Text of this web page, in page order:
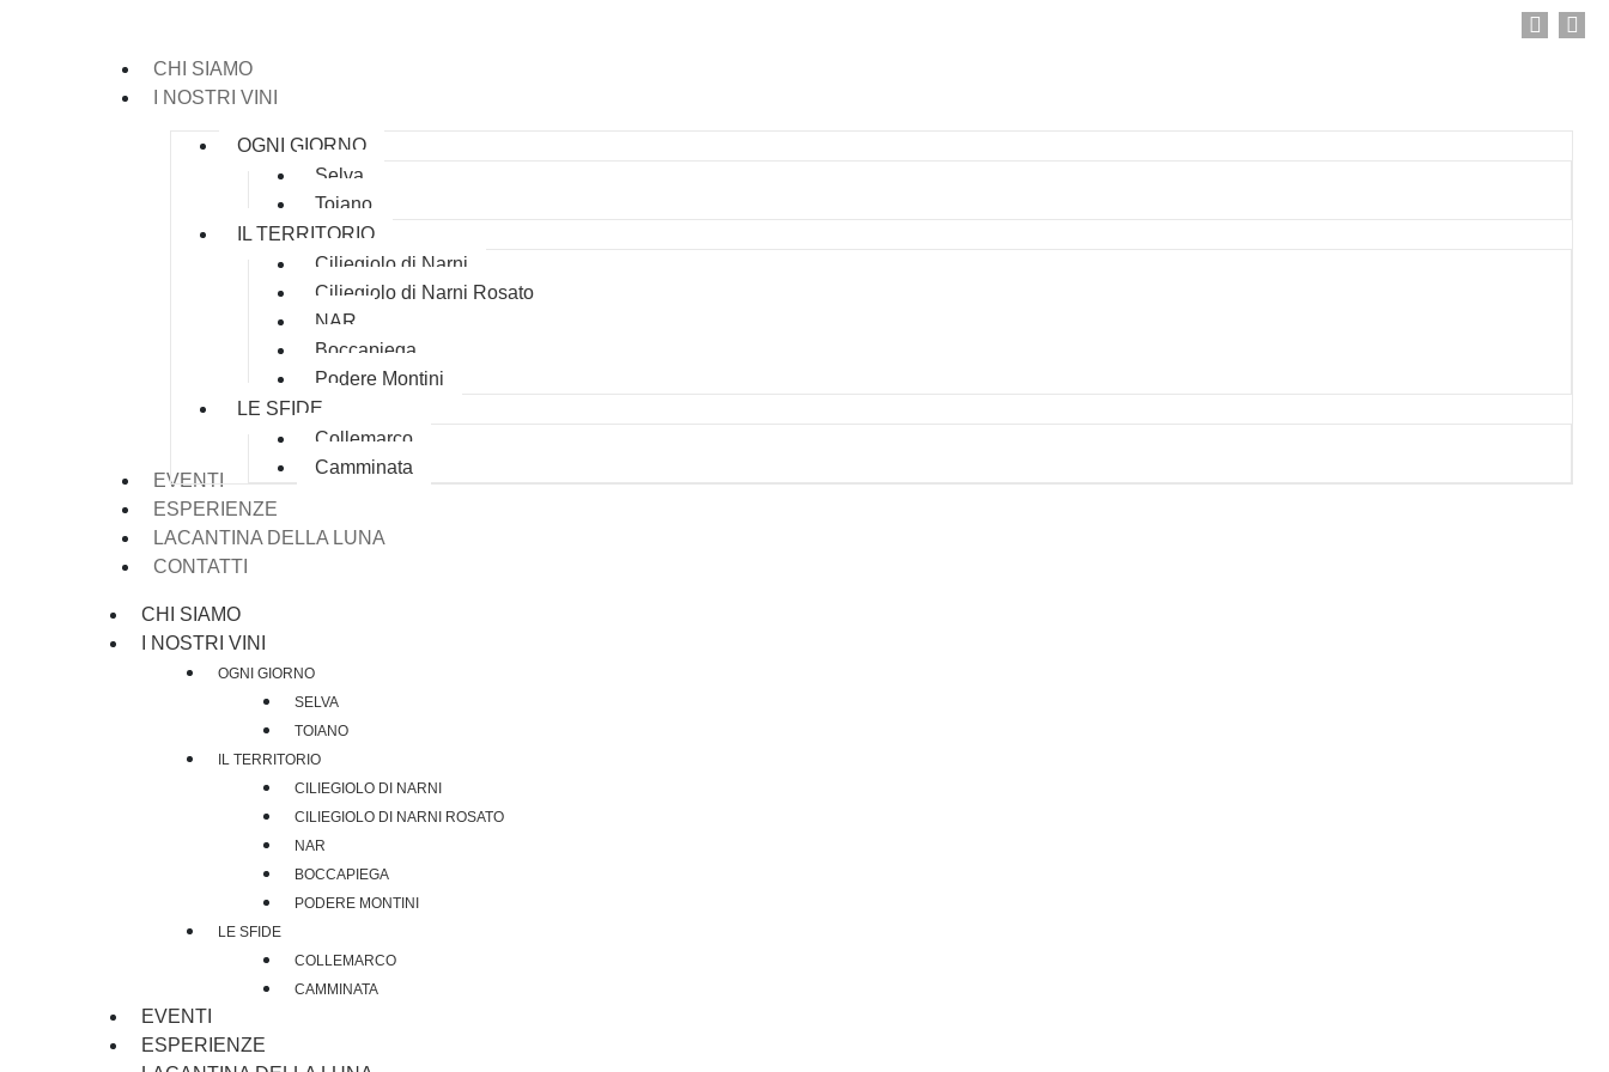
CHI SIAMO
I NOSTRI VINI
OGNI GIORNO
Selva
Toiano
IL TERRITORIO
Ciliegiolo di Narni
Ciliegiolo di Narni Rosato
NAR
Boccapiega
Podere Montini
LE SFIDE
Collemarco
Camminata
EVENTI
ESPERIENZE
LACANTINA DELLA LUNA
CONTATTI
CHI SIAMO
I NOSTRI VINI
OGNI GIORNO
SELVA
TOIANO
IL TERRITORIO
CILIEGIOLO DI NARNI
CILIEGIOLO DI NARNI ROSATO
NAR
BOCCAPIEGA
PODERE MONTINI
LE SFIDE
COLLEMARCO
CAMMINATA
EVENTI
ESPERIENZE